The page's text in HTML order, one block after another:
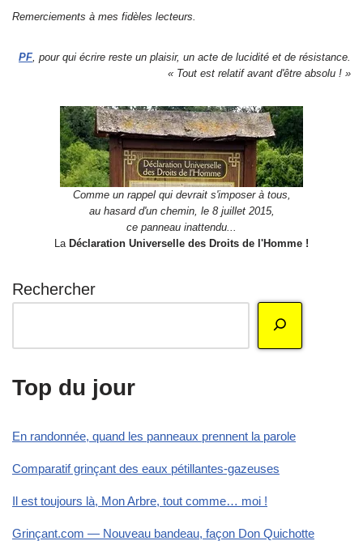
Remerciements à mes fidèles lecteurs.
PF, pour qui écrire reste un plaisir, un acte de lucidité et de résistance.
« Tout est relatif avant d'être absolu ! »
Comme un rappel qui devrait s'imposer à tous,
au hasard d'un chemin, le 8 juillet 2015,
ce panneau inattendu...
La Déclaration Universelle des Droits de l'Homme !
Rechercher
Top du jour
En randonnée, quand les panneaux prennent la parole
Comparatif grinçant des eaux pétillantes-gazeuses
Il est toujours là, Mon Arbre, tout comme… moi !
Grinçant.com — Nouveau bandeau, façon Don Quichotte